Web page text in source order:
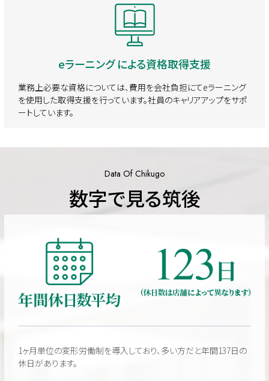
eラーニング による資格取得支援
業務上必要な資格については、費用を会社負担にてeラーニング
を使用した取得支援を行っています。社員のキャリアアップをサポ
ートしています。
Data Of Chikugo
数字で見る筑後
1ヶ月単位の変形労働制を導入しており、多い方だと年間137日の
休日があります。